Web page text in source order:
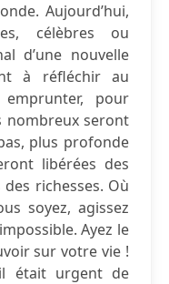
Aujourd’hui,
célèbres ou
d’une nouvelle
à réfléchir au
pour
nombreux seront
plus profonde
libérées des
richesses. Où
soyez, agissez
Ayez le
sur votre vie !
était urgent de